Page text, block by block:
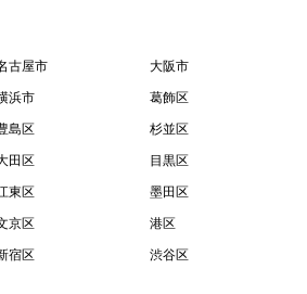
件を保留することを意味します。
、物件を予約するために必要な当社
す。物件情報や期間、オプション等
は、賃貸借契約締結後から契約期間
者が賃貸借契約を解除することを意
、賃貸借契約期間の途中で、利用者
古屋市 大阪市
浜市 葛飾区
島区 杉並区
田区 目黒区
東区 墨田区
京区 港区
宿区 渋谷区